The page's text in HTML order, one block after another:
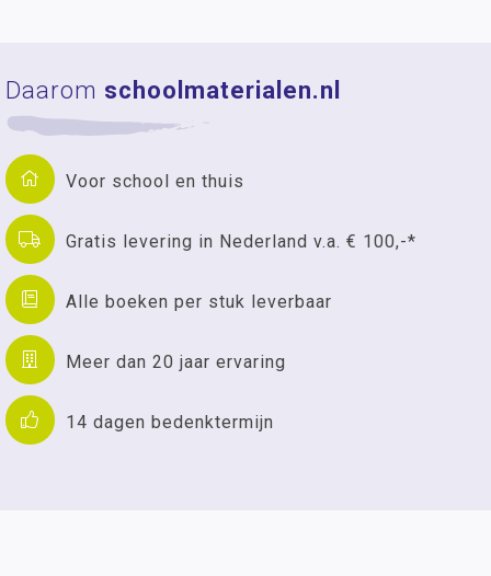
Daarom schoolmaterialen.nl
Voor school en thuis
Gratis levering in Nederland v.a. € 100,-*
Alle boeken per stuk leverbaar
Meer dan 20 jaar ervaring
14 dagen bedenktermijn